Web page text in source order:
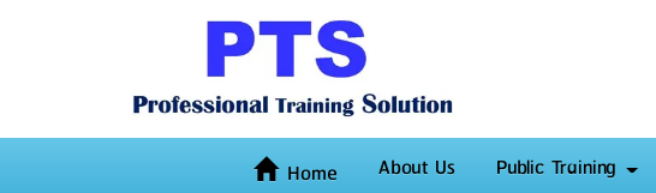
Home About Us Public Training